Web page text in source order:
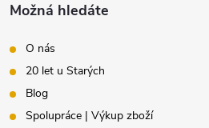
Možná hledáte
O nás
20 let u Starých
Blog
Spolupráce | Výkup zboží